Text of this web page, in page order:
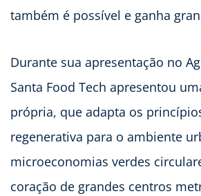
também é possível e ganha
Durante sua apresentação no
Santa Food Tech apresentou
própria, que adapta os
regenerativa para o ambiente
microeconomias verdes
coração de grandes centros